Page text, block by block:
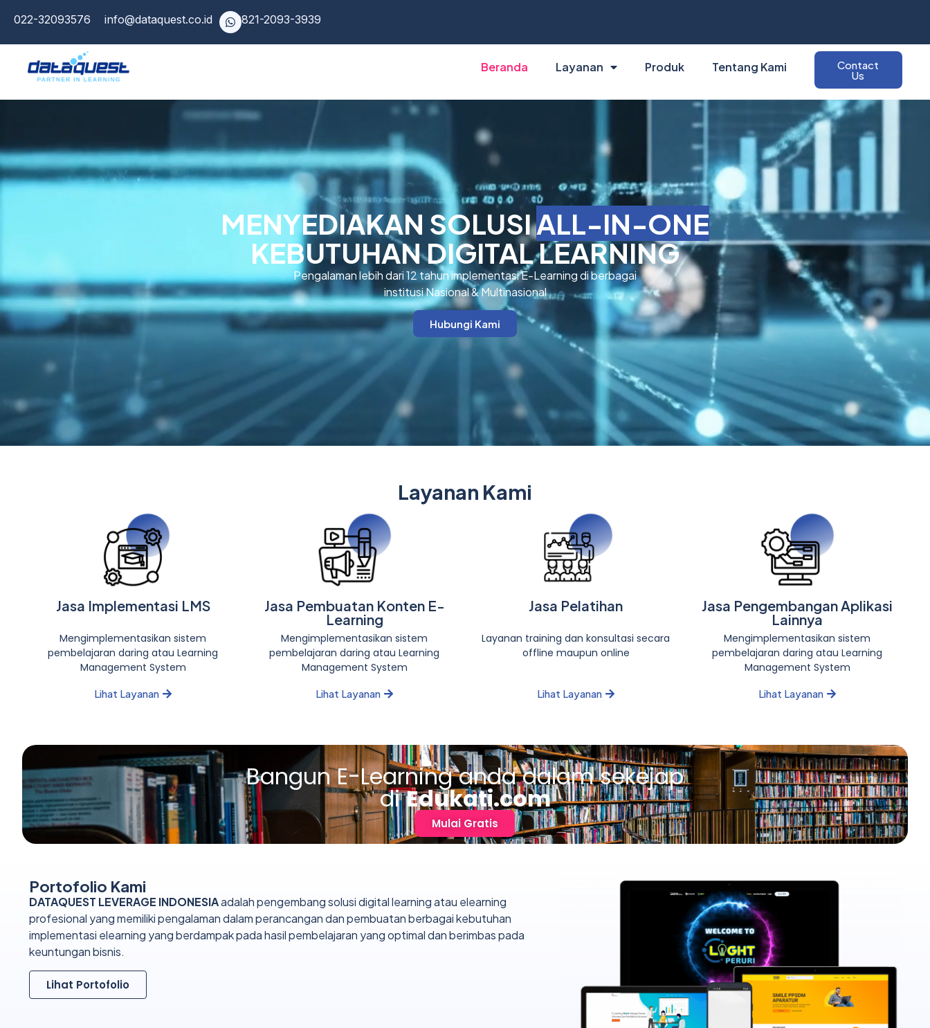
022-32093576 info@dataquest.co.id 0821-2093-3939
Beranda Layanan Produk Tentang Kami Contact
Us
MENYEDIAKAN SOLUSIALL-IN-ONE
KEBUTUHAN DIGITAL LEARNING
Pengalaman lebih dari 12 tahun implementasi E-Learning di berbagai
institusi Nasional & Multinasional
Hubungi Kami
Layanan Kami
Jasa Implementasi LMS
Mengimplementasikan sistem
pembelajaran daring atau Learning
Management System
Lihat Layanan
Jasa Pembuatan Konten E-
Learning
Mengimplementasikan sistem
pembelajaran daring atau Learning
Management System
Lihat Layanan
Jasa Pelatihan
Layanan training dan konsultasi secara
offline maupun online
Lihat Layanan
Jasa Pengembangan Aplikasi
Lainnya
Mengimplementasikan sistem
pembelajaran daring atau Learning
Management System
Lihat Layanan
Bangun E-Learning anda dalam sekejap
diEdukati.com
Mulai Gratis
Portofolio Kami
DATAQUEST LEVERAGE INDONESIAadalah pengembang solusi digital learning atau elearning
profesional yang memiliki pengalaman dalam perancangan dan pembuatan berbagai kebutuhan
implementasi elearning yang berdampak pada hasil pembelajaran yang optimal dan berimbas pada
keuntungan bisnis.
Lihat Portofolio